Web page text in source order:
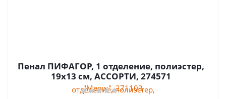
Пенал ПИФАГОР, 1 отделение, полиэстер,
19х13 см, АССОРТИ, 274571